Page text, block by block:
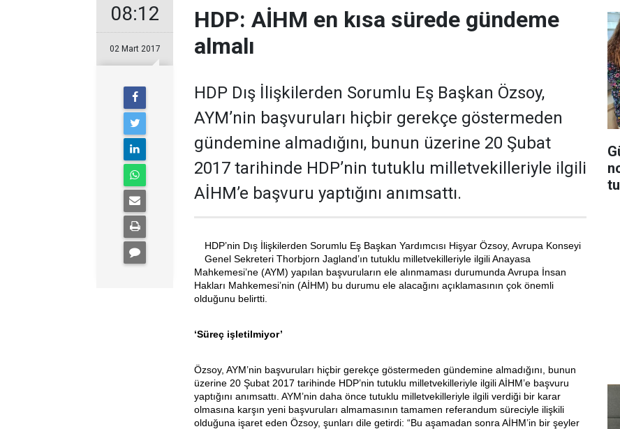
08:12
02 Mart 2017
HDP: AİHM en kısa sürede gündeme
almalı
HDP Dış İlişkilerden Sorumlu Eş Başkan Özsoy,
AYM’nin başvuruları hiçbir gerekçe göstermeden
gündemine almadığını, bunun üzerine 20 Şubat
2017 tarihinde HDP’nin tutuklu milletvekilleriyle ilgili
AİHM’e başvuru yaptığını anımsattı.
HDP’nin Dış İlişkilerden Sorumlu Eş Başkan Yardımcısı Hişyar Özsoy, Avrupa Konseyi
Genel Sekreteri Thorbjorn Jagland’ın tutuklu milletvekilleriyle ilgili Anayasa
Mahkemesi’ne (AYM) yapılan başvuruların ele alınmaması durumunda Avrupa İnsan
Hakları Mahkemesi’nin (AİHM) bu durumu ele alacağını açıklamasının çok önemli
olduğunu belirtti.
‘Süreç işletilmiyor’
Özsoy, AYM’nin başvuruları hiçbir gerekçe göstermeden gündemine almadığını, bunun
üzerine 20 Şubat 2017 tarihinde HDP’nin tutuklu milletvekilleriyle ilgili AİHM’e başvuru
yaptığını anımsattı. AYM’nin daha önce tutuklu milletvekilleriyle ilgili verdiği bir karar
olmasına karşın yeni başvuruları almamasının tamamen referandum süreciyle ilişkili
olduğuna işaret eden Özsoy, şunları dile getirdi: “Bu aşamadan sonra AİHM’in bir şeyler